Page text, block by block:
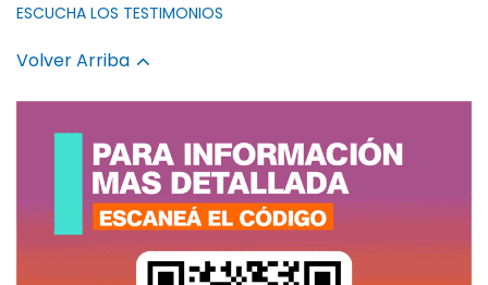
ESCUCHA LOS TESTIMONIOS
Volver Arriba